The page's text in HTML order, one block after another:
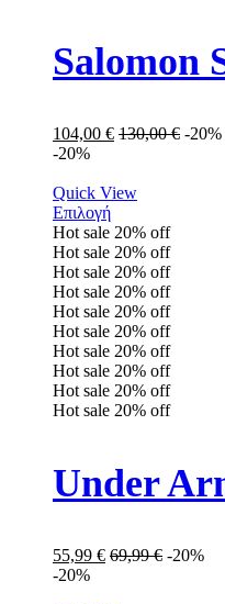
Salomon
104,00 € 130,00€ -20%
-20%
Quick View
Επιλογή
Hot sale 20% off
Hot sale 20% off
Hot sale 20% off
Hot sale 20% off
Hot sale 20% off
Hot sale 20% off
Hot sale 20% off
Hot sale 20% off
Hot sale 20% off
Hot sale 20% off
Under
55,99 € 69,99€ -20%
-20%